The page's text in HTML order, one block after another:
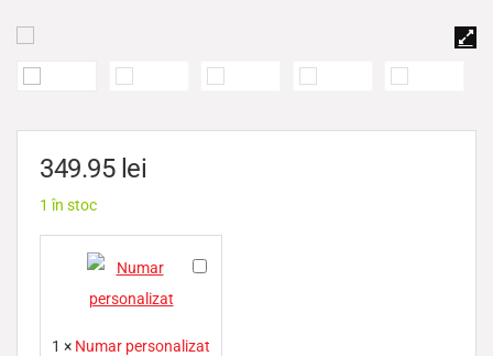
349.95 lei
1 în stoc
N
1 × Numar personalizat